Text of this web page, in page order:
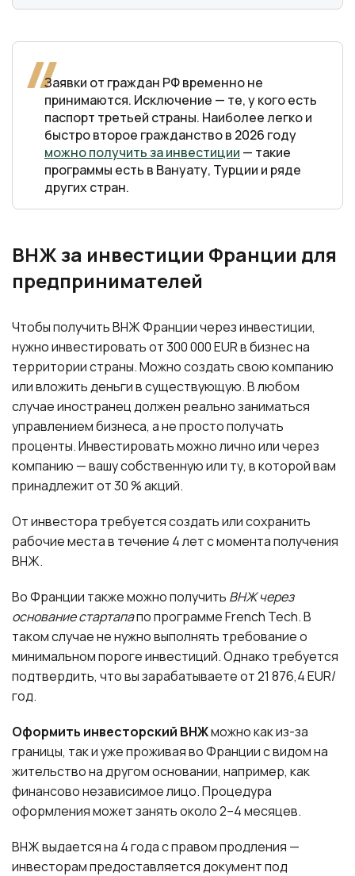
Заявки от граждан РФ временно не
принимаются. Исключение — те, у кого есть
паспорт третьей страны. Наиболее легко и
быстро второе гражданство в 2026 году
можно получить за инвестиции — такие
программы есть в Вануату, Турции и ряде
других стран.
ВНЖ за инвестиции Франции для
предпринимателей
Чтобы получить ВНЖ Франции через инвестиции,
нужно инвестировать от 300 000 EUR в бизнес на
территории страны. Можно создать свою компанию
или вложить деньги в существующую. В любом
случае иностранец должен реально заниматься
управлением бизнеса, а не просто получать
проценты. Инвестировать можно лично или через
компанию — вашу собственную или ту, в которой вам
принадлежит от 30 % акций.
От инвестора требуется создать или сохранить
рабочие места в течение 4 лет с момента получения
ВНЖ.
Во Франции также можно получить ВНЖ через
основание стартапапо программе French Tech. В
таком случае не нужно выполнять требование о
минимальном пороге инвестиций. Однако требуется
подтвердить, что вы зарабатываете от 21 876,4 EUR/
год.
Оформить инвесторский ВНЖможно как из-за
границы, так и уже проживая во Франции с видом на
жительство на другом основании, например, как
финансово независимое лицо. Процедура
оформления может занять около 2–4 месяцев.
ВНЖ выдается на 4 года с правом продления —
инвесторам предоставляется документ под